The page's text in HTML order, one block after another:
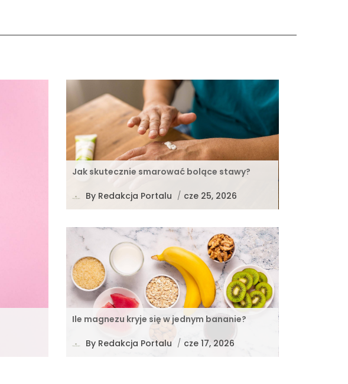
Jak skutecznie smarować bolące stawy?
By Redakcja Portalu / cze 25, 2026
Ile magnezu kryje się w jednym bananie?
By Redakcja Portalu / cze 17, 2026